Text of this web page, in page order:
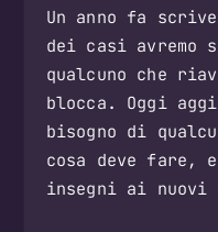
Un anno fa
dei casi avremo
qualcuno che
blocca. Oggi
bisogno di
cosa deve fare,
insegni ai